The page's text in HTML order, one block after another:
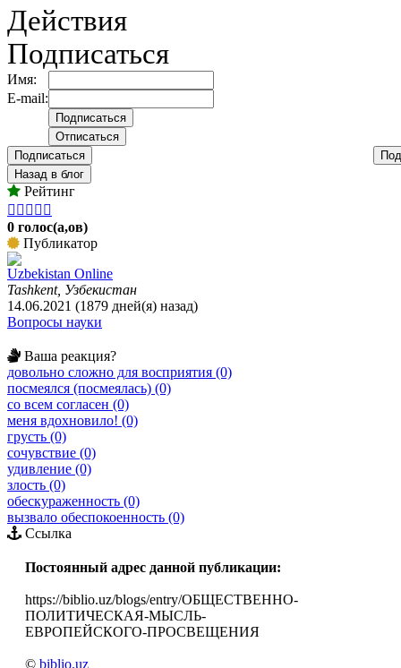
Действия
Подписаться
Имя:
E-mail:
Подписаться
Назад в блог
Рейтинг
    
0 голос(а,ов)
Публикатор
Uzbekistan Online
Tashkent, Узбекистан
14.06.2021 (1879 дней(я) назад)
Вопросы науки
Ваша реакция?
довольно сложно для восприятия (0)
посмеялся (посмеялась) (0)
со всем согласен (0)
меня вдохновило! (0)
грусть (0)
сочувствие (0)
удивление (0)
злость (0)
обескураженность (0)
вызвало обеспокоенность (0)
Ссылка
Постоянный адрес данной публикации:
https://biblio.uz/blogs/entry/ОБЩЕСТВЕННО-
ПОЛИТИЧЕСКАЯ-МЫСЛЬ-
ЕВРОПЕЙСКОГО-ПРОСВЕЩЕНИЯ
© biblio.uz